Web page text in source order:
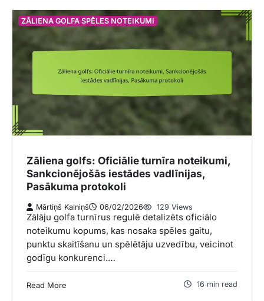
ZĀLIENA GOLFA SPĒLES NOTEIKUMI
Zāliena golfs: Oficiālie turnīra noteikumi,
Sankcionējošās iestādes vadlīnijas,
Pasākuma protokoli
Mārtiņš Kalniņš 06/02/2026 129 Views
Zālāju golfa turnīrus regulē detalizēts oficiālo
noteikumu kopums, kas nosaka spēles gaitu,
punktu skaitīšanu un spēlētāju uzvedību, veicinot
godīgu konkurenci.…
Read More 16 min read